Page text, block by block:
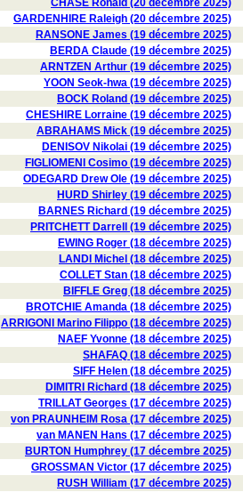
CHASE Ronald (20 décembre 2025)
GARDENHIRE Raleigh (20 décembre 2025)
RANSONE James (19 décembre 2025)
BERDA Claude (19 décembre 2025)
ARNTZEN Arthur (19 décembre 2025)
YOON Seok-hwa (19 décembre 2025)
BOCK Roland (19 décembre 2025)
CHESHIRE Lorraine (19 décembre 2025)
ABRAHAMS Mick (19 décembre 2025)
DENISOV Nikolai (19 décembre 2025)
FIGLIOMENI Cosimo (19 décembre 2025)
ODEGARD Drew Ole (19 décembre 2025)
HURD Shirley (19 décembre 2025)
BARNES Richard (19 décembre 2025)
PRITCHETT Darrell (19 décembre 2025)
EWING Roger (18 décembre 2025)
LANDI Michel (18 décembre 2025)
COLLET Stan (18 décembre 2025)
BIFFLE Greg (18 décembre 2025)
BROTCHIE Amanda (18 décembre 2025)
ARRIGONI Marino Filippo (18 décembre 2025)
NAEF Yvonne (18 décembre 2025)
SHAFAQ (18 décembre 2025)
SIFF Helen (18 décembre 2025)
DIMITRI Richard (18 décembre 2025)
TRILLAT Georges (17 décembre 2025)
von PRAUNHEIM Rosa (17 décembre 2025)
van MANEN Hans (17 décembre 2025)
BURTON Humphrey (17 décembre 2025)
GROSSMAN Victor (17 décembre 2025)
RUSH William (17 décembre 2025)